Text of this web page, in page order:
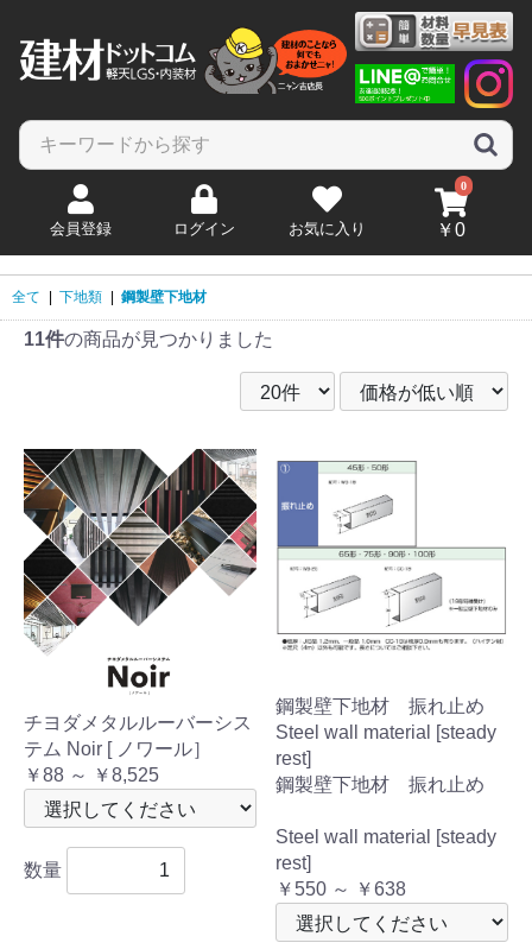
会員登録 ログイン お気に入り
0
￥0
全て | 下地類 | 鋼製壁下地材
11件の商品が見つかりました
チヨダメタルルーバーシス
テム Noir [ ノワール］
￥88 ～ ￥8,525
数量
鋼製壁下地材 振れ止め
Steel wall material [steady
rest]
鋼製壁下地材 振れ止め
Steel wall material [steady
rest]
￥550 ～ ￥638